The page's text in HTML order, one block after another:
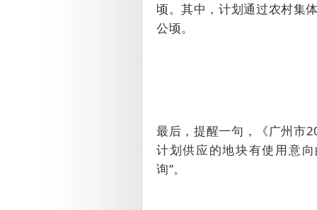
顷。其中，计划通过农村集
公顷。
最后，提醒一句，《广州市
计划供应的地块有使用意
询”。